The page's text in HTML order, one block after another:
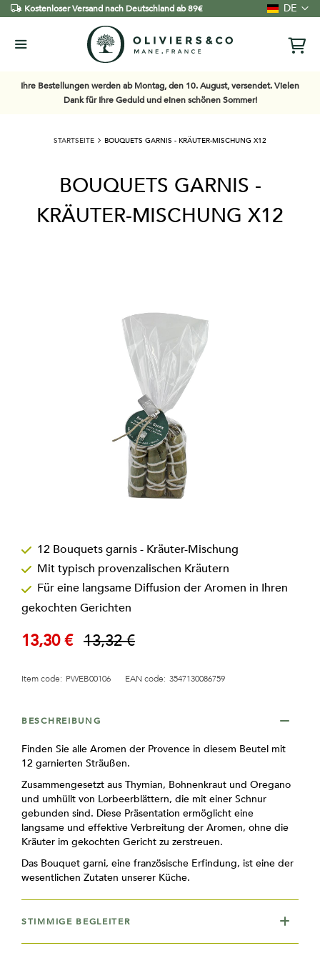
Kostenloser Versand nach Deutschland ab 89€ Sprache
DE
Ihre Bestellungen werden ab Montag, den 10. August, versendet. Vielen
Dank für Ihre Geduld und einen schönen Sommer!
Anfang
der
Bildgalerie
springen
STARTSEITE BOUQUETS GARNIS - KRÄUTER-MISCHUNG X12
BOUQUETS GARNIS -
KRÄUTER-MISCHUNG X12
12 Bouquets garnis - Kräuter-Mischung
Mit typisch provenzalischen Kräutern
Für eine langsame Diffusion der Aromen in Ihren
gekochten Gerichten
Sonderpreis
13,30 €
Regulärer
Preis
13,32 €
Item code: PWEB00106 EAN code: 3547130086759
BESCHREIBUNG
Finden Sie alle Aromen der Provence in diesem Beutel mit
12 garnierten Sträußen.
Zusammengesetzt aus Thymian, Bohnenkraut und Oregano
und umhüllt von Lorbeerblättern, die mit einer Schnur
gebunden sind. Diese Präsentation ermöglicht eine
langsame und effektive Verbreitung der Aromen, ohne die
Kräuter im gekochten Gericht zu zerstreuen.
Das Bouquet garni, eine französische Erfindung, ist eine der
wesentlichen Zutaten unserer Küche.
STIMMIGE BEGLEITER